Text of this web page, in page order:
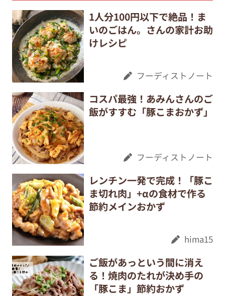
1人分100円以下で絶品！ま
いのごはん。さんの家計お助
けレシピ
フーディストノート
コスパ最強！あみんさんのご
飯がすすむ「豚こまおかず」
フーディストノート
レンチン一発で完成！「豚こ
ま切れ肉」+αの食材で作る
節約メインおかず
hima15
ご飯があっという間に消え
る！焼肉のたれが決め手の
「豚こま」節約おかず